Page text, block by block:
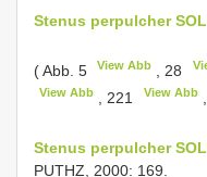
Stenus perpulcher
( Abb. 5 View Abb , 28
View Abb , 221 View Abb,
Stenus perpulcher
PUTHZ, 2000: 169.